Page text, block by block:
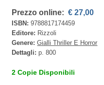
Prezzo online: € 27,00
ISBN:9788817174459
Editore: Rizzoli
Genere:Gialli Thriller E Horror
Dettagli:p. 800
2 Copie Disponibili